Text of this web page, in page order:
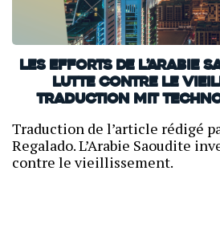
Les efforts de l’Arabie
lutte contre le
Traduction MIT
Traduction de l’article rédigé
Regalado. L’Arabie Saoudite
contre le vieillissement.